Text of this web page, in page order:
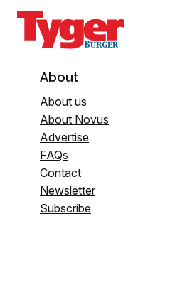
About
About us
About Novus
Advertise
FAQs
Contact
Newsletter
Subscribe